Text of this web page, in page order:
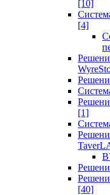
[10]
[4]
[1]
[40]